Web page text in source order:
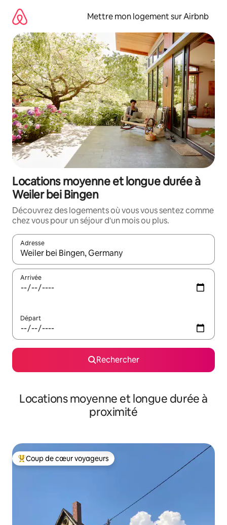
directement
contenu
Mettre mon logement sur Airbnb
Locations moyenne et longue durée à
Weiler bei Bingen
Découvrez des logements où vous vous sentez comme
chez vous pour un séjour d'un mois ou plus.
Adresse
Lorsque les résultats s'affichent, utilisez les flèches vers le
Arrivée
Départ
Rechercher
Locations moyenne et longue durée à
proximité
Coups de cœur voyageurs les plus appréciés
Coup de cœur voyageurs